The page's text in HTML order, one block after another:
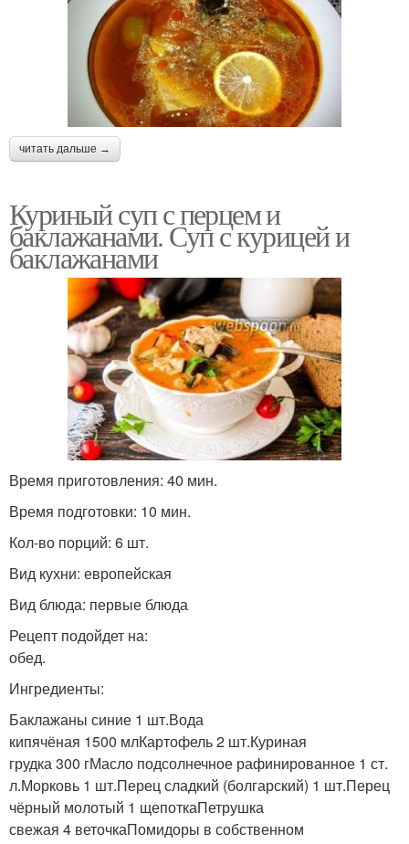
читать дальше →
Куриный суп с перцем и
баклажанами. Суп с курицей и
баклажанами
Время приготовления: 40 мин.
Время подготовки: 10 мин.
Кол-во порций: 6 шт.
Вид кухни: европейская
Вид блюда: первые блюда
Рецепт подойдет на:
обед.
Ингредиенты:
Баклажаны синие 1 шт.Вода
кипячёная 1500 млКартофель 2 шт.Куриная
грудка 300 гМасло подсолнечное рафинированное 1 ст.
л.Морковь 1 шт.Перец сладкий (болгарский) 1 шт.Перец
чёрный молотый 1 щепоткаПетрушка
свежая 4 веточкаПомидоры в собственном